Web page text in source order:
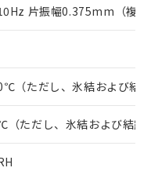
片振幅0.375mm（複
（ただし、氷結および結
ただし、氷結および結露